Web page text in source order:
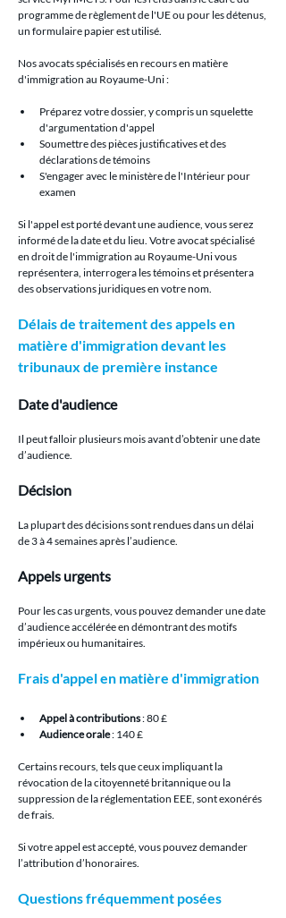
programme de règlement de l'UE ou pour les détenus,
un formulaire papier est utilisé.
Nos avocats spécialisés en recours en matière
d'immigration au Royaume-Uni :
Préparez votre dossier, y compris un squelette
d'argumentation d'appel
Soumettre des pièces justificatives et des
déclarations de témoins
S'engager avec le ministère de l'Intérieur pour
examen
Si l'appel est porté devant une audience, vous serez
informé de la date et du lieu. Votre avocat spécialisé
en droit de l'immigration au Royaume-Uni vous
représentera, interrogera les témoins et présentera
des observations juridiques en votre nom.
Délais de traitement des appels en
matière d'immigration devant les
tribunaux de première instance
Date d'audience
Il peut falloir plusieurs mois avant d’obtenir une date
d’audience.
Décision
La plupart des décisions sont rendues dans un délai
de 3 à 4 semaines après l’audience.
Appels urgents
Pour les cas urgents, vous pouvez demander une date
d’audience accélérée en démontrant des motifs
impérieux ou humanitaires.
Frais d'appel en matière d'immigration
Appel à contributions : 80 £
Audience orale : 140 £
Certains recours, tels que ceux impliquant la
révocation de la citoyenneté britannique ou la
suppression de la réglementation EEE, sont exonérés
de frais.
Si votre appel est accepté, vous pouvez demander
l’attribution d’honoraires.
Questions fréquemment posées